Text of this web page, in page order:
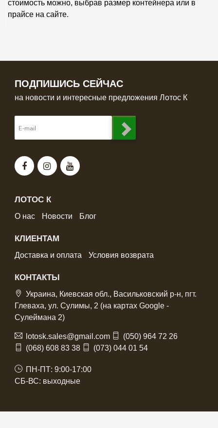
стоимость можно, выбрав размер контейнера или в
прайсе на сайте.
ПОДПИШИСЬ СЕЙЧАС
на новости и интересные предложения Лотос К
ЛОТОС К
О нас Новости Блог
КЛИЕНТАМ
Доставка и оплата Условия возврата
КОНТАКТЫ
Украина, Киевская обл., Васильковский р-н, пгт.
Глеваха, ул. Сулимы, 2 (на картах Google -
Сулеймана 2)
lotosk.sales@gmail.com
(050) 964 72 26
(068) 608 83 38
(073) 044 01 54
ПН-ПТ: 9:00-17:00
СБ-ВС: выходные